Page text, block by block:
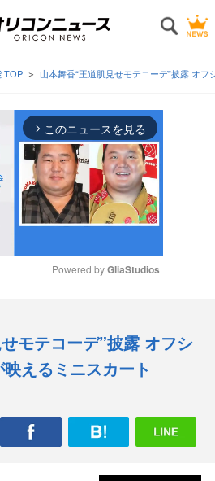
TOP 山本舞香“王道肌見せモテコーデ”披露 オ
arrow_forward_ios このニュースを見る
e
Powered by GliaStudios
モテコーデ”披露 オフシ
えるミニスカート